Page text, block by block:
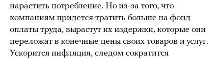
нарастить потребление. Но из-за того, что
компаниям придется тратить больше на фонд
оплаты труда, вырастут их издержки, которые они
переложат в конечные цены своих товаров и услуг.
Ускорится инфляция, следом сократится